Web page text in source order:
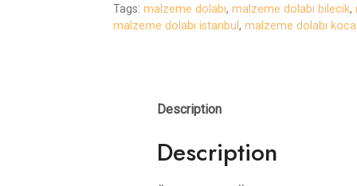
Tags: malzeme dolabı, malzeme dolabı bilecik,
malzeme dolabı istanbul , malzeme dolabı
Description
Description